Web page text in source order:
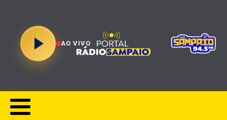
AO VIVO